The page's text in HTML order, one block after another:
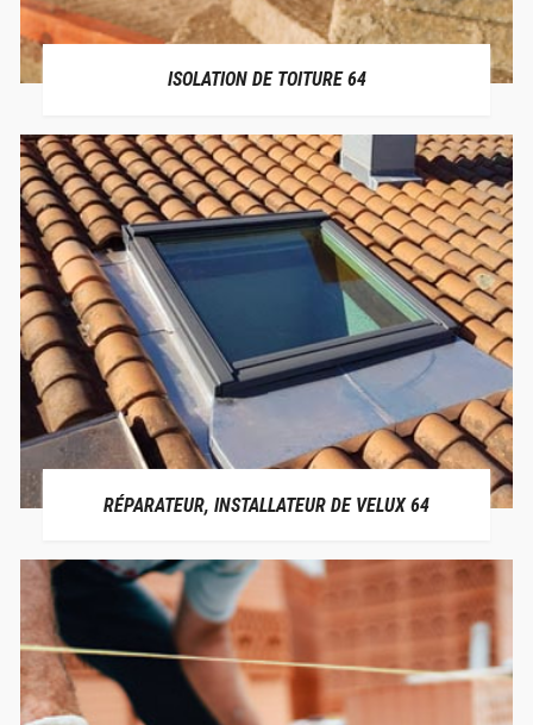
ISOLATION DE TOITURE 64
RÉPARATEUR, INSTALLATEUR DE VELUX 64